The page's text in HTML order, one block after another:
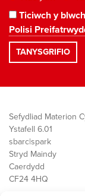
Ticiwch y
Polisi
Sefydliad Materion
Ystafell 6.01
sbarc|spark
Stryd Maindy
Caerdydd
CF24 4HQ